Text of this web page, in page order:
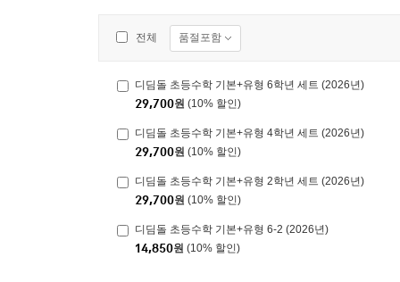
전체 품절포함
디딤돌 초등수학 기본+유형 6학년 세트 (2026년)
29,700원 (10% 할인)
디딤돌 초등수학 기본+유형 4학년 세트 (2026년)
29,700원 (10% 할인)
디딤돌 초등수학 기본+유형 2학년 세트 (2026년)
29,700원 (10% 할인)
디딤돌 초등수학 기본+유형 6-2 (2026년)
14,850원 (10% 할인)